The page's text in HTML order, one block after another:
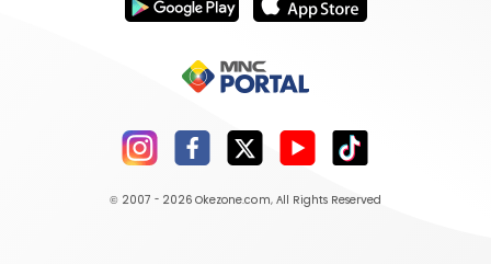
© 2007 - 2026 Okezone.com, All Rights Reserved